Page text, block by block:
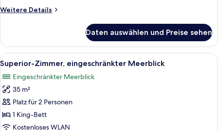
Weitere Details
Weitere
Zimmer,
Meerblick
Daten auswählen und Preise sehen
Alle
Fotos
für
Superior-
Zimmer,
eingeschränkter
Meerblick
Ein modernes Hotelzimmer mit
9
Superior-Zimmer, eingeschränkter Meerblick
Eingeschränkter Meerblick
35 m²
Platz für 2 Personen
1 King-Bett
Kostenloses WLAN